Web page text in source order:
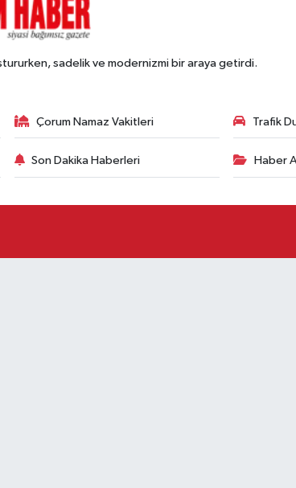
sadelik ve modernizmi bir araya getirdi.
Çorum Namaz Vakitleri Trafik
Son Dakika Haberleri Haber